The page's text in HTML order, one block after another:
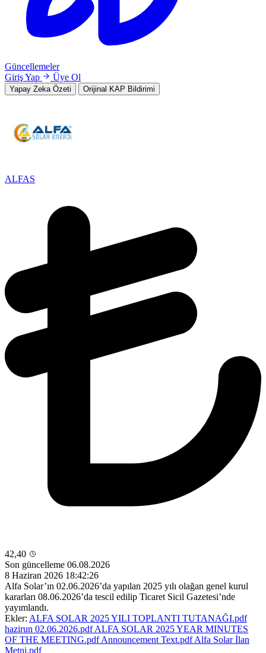
Güncellemeler
Giriş Yap
Üye Ol
Yapay Zeka Özeti Orijinal KAP Bildirimi
ALFAS
42,40
Son güncelleme 06.08.2026
8 Haziran 2026 18:42:26
Alfa Solar’ın 02.06.2026’da yapılan 2025 yılı olağan genel kurul
kararları 08.06.2026’da tescil edilip Ticaret Sicil Gazetesi’nde
yayımlandı.
Ekler: ALFA SOLAR 2025 YILI TOPLANTI TUTANAĞI.pdf
hazirun 02.06.2026.pdf ALFA SOLAR 2025 YEAR MINUTES
OF THE MEETING.pdf Announcement Text.pdf Alfa Solar İlan
Metni.pdf